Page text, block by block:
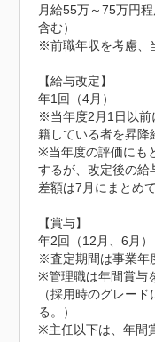
月給55万～75万円
含む）
※前職年収を考慮、
【給与改定】
年1回（4月）
※当年度2月1日以前
籍している者を昇降
※当年度の評価にも
するが、改定後の給
差額は7月にまとめて
【賞与】
年2回（12月、6月）
※査定期間は事業年
※管理職は年間賞与
（採用時のグレー
る。）
※主任以下は、年間